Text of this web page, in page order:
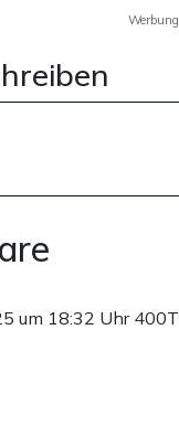
Werbung
um 18:32 Uhr 400T